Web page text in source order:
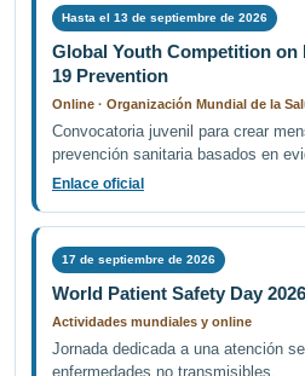
Hasta el 13 de septiembre de 2026
Global Youth Competition on
19 Prevention
Online · Organización Mundial de la
Convocatoria juvenil para crear
prevención sanitaria basados en
Enlace oficial
17 de septiembre de 2026
World Patient Safety Day 2026
Actividades mundiales y online
Jornada dedicada a una atención
enfermedades no transmisibles.